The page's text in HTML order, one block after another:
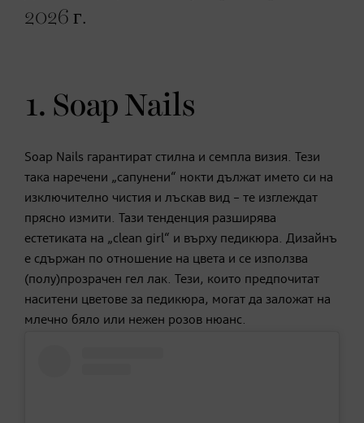
2026 г.
1. Soap Nails
Soap Nails гарантират стилна и семпла визия. Тези
така наречени „сапунени“ нокти дължат името си на
изключително чистия и лъскав вид – те изглеждат
прясно измити. Тази тенденция разширява
естетиката на „clean girl“ и върху педикюра. Дизайнъ
е сдържан по отношение на цвета и се използва
(полу)прозрачен гел лак. Тези, които предпочитат
наситени цветове за педикюра, могат да заложат на
млечно бяло или нежен розов нюанс.